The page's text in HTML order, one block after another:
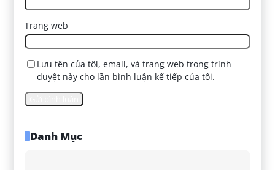
Trang web
Lưu tên của tôi, email, và trang web trong trình
duyệt này cho lần bình luận kế tiếp của tôi.
Danh Mục